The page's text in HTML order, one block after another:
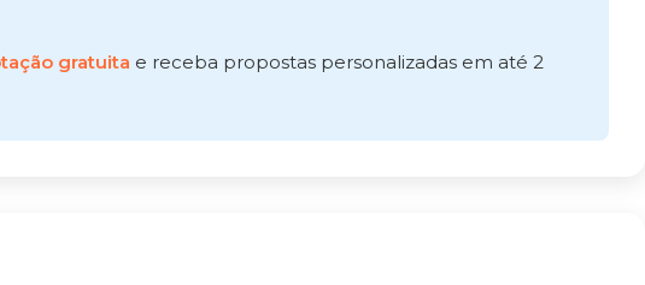
gratuita e receba propostas personalizadas em até 2